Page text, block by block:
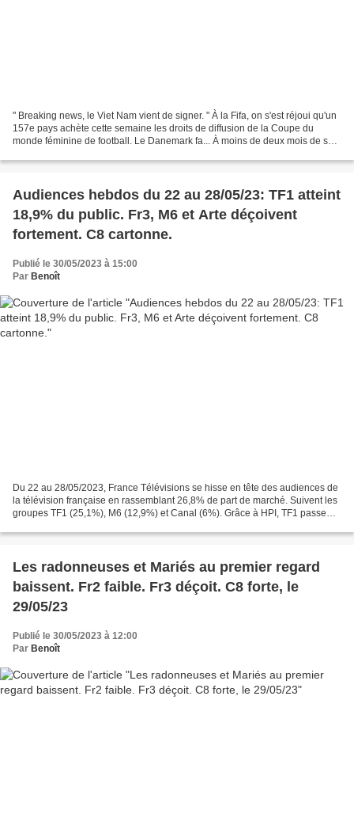
" Breaking news, le Viet Nam vient de signer. " À la Fifa, on s'est réjoui qu'un
157e pays achète cette semaine les droits de diffusion de la Coupe du
monde féminine de football. Le Danemark fa... À moins de deux mois de son
Audiences hebdos du 22 au 28/05/23: TF1 atteint
18,9% du public. Fr3, M6 et Arte déçoivent
fortement. C8 cartonne.
Publié le 30/05/2023 à 15:00
Par Benoît
Du 22 au 28/05/2023, France Télévisions se hisse en tête des audiences de
la télévision française en rassemblant 26,8% de part de marché. Suivent les
groupes TF1 (25,1%), M6 (12,9%) et Canal (6%). Grâce à HPI, TF1 passe
Les radonneuses et Mariés au premier regard
baissent. Fr2 faible. Fr3 déçoit. C8 forte, le
29/05/23
Publié le 30/05/2023 à 12:00
Par Benoît